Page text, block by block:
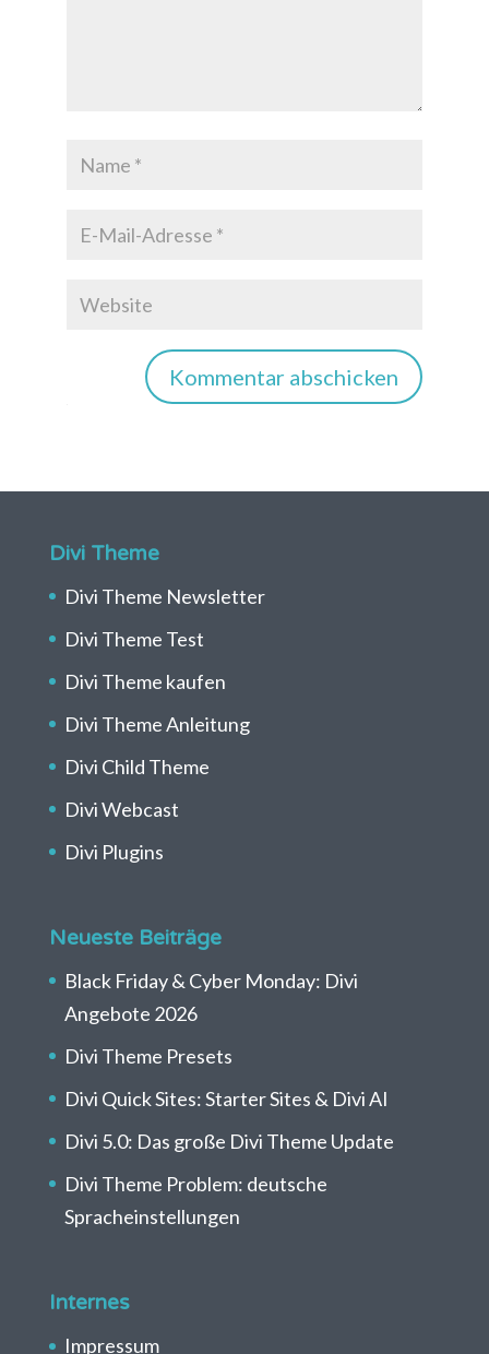
Kommentar abschicken
Divi Theme
Divi Theme Newsletter
Divi Theme Test
Divi Theme kaufen
Divi Theme Anleitung
Divi Child Theme
Divi Webcast
Divi Plugins
Neueste Beiträge
Black Friday & Cyber Monday: Divi
Angebote 2026
Divi Theme Presets
Divi Quick Sites: Starter Sites & Divi AI
Divi 5.0: Das große Divi Theme Update
Divi Theme Problem: deutsche
Spracheinstellungen
Internes
Impressum